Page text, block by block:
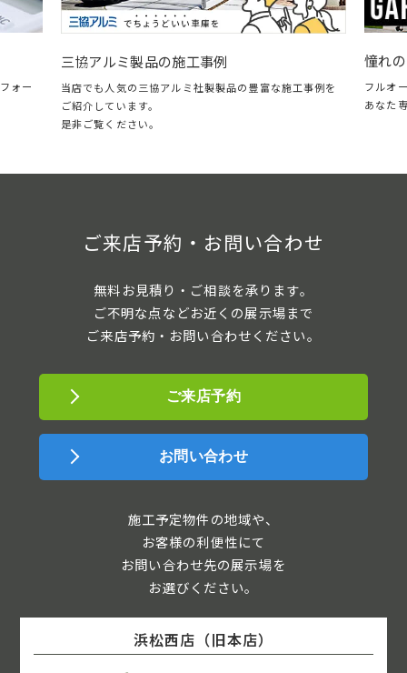
ォー
三協アルミ製品の施工事例
当店でも人気の三協アルミ社製製品の豊富な施工事例を
ご紹介しています。
是非ご覧ください。
憧れ
フルオ
あなた
ご来店予約・お問い合わせ
無料お見積り・ご相談を承ります。
ご不明な点などお近くの展示場まで
ご来店予約・お問い合わせください。
ご来店予約
お問い合わせ
施工予定物件の地域や、
お客様の利便性にて
お問い合わせ先の展示場を
お選びください。
浜松西店（旧本店）